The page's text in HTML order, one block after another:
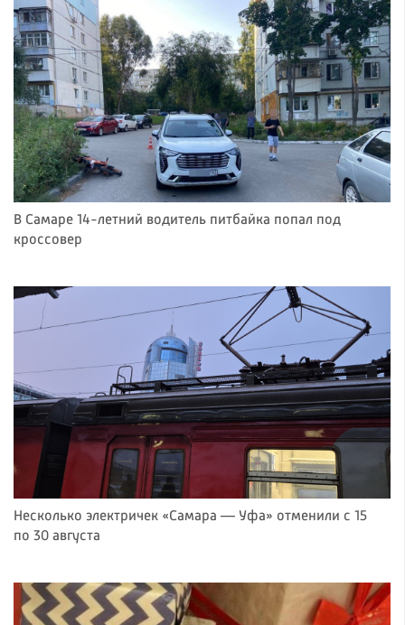
В Самаре 14-летний водитель питбайка попал под
кроссовер
Несколько электричек «Самара — Уфа» отменили с 15
по 30 августа